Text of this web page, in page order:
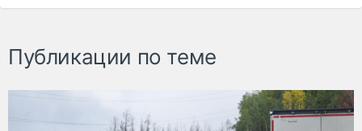
Публикации по теме